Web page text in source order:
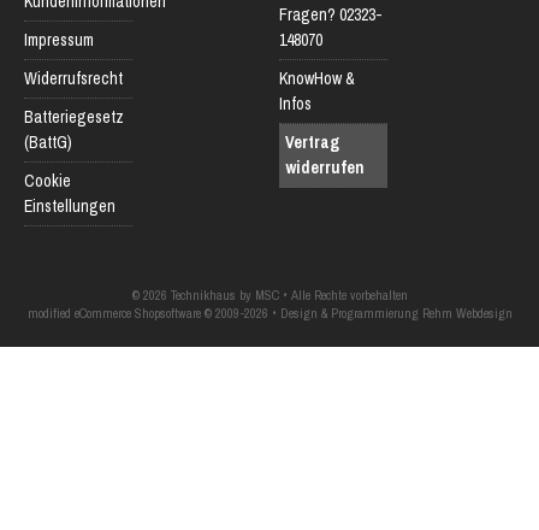
Impressum
Widerrufsrecht
Batteriegesetz
(BattG)
Cookie
Einstellungen
Fragen? 02323-
148070
KnowHow &
Infos
Vertrag
widerrufen
© 2026 Technikhaus by MSC • Alle Rechte vorbehalten
modified eCommerce Shopsoftware © 2009-2026 • Design & Programmierung Rehm Webdesign